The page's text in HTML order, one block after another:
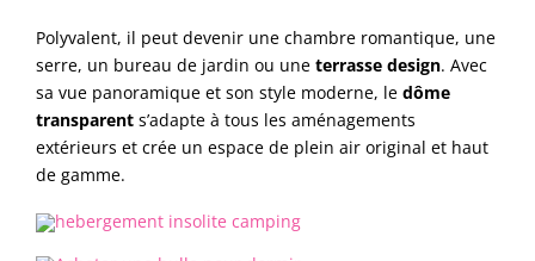
Polyvalent, il peut devenir une chambre romantique, une
serre, un bureau de jardin ou une terrasse design. Avec
sa vue panoramique et son style moderne, le dôme
transparent s’adapte à tous les aménagements
extérieurs et crée un espace de plein air original et haut
de gamme.